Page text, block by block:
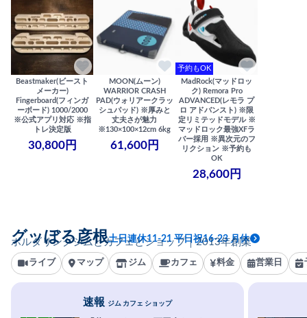
Beastmaker(ビースト
メーカー)
Fingerboard(フィンガ
ーボード) 1000/2000
※公式アプリ対応 ※指
トレ決定版
30,800円
MOON(ムーン)
WARRIOR CRASH
PAD(ウォリアークラッ
シュパッド) ※厚みと
丈夫さが魅力
※130×100×12cm 6kg
61,600円
予約もOK
MadRock(マッドロッ
ク) Remora Pro
ADVANCED(レモラ プ
ロ アドバンスト) ※限
定リミテッドモデル ※
マッドロック最強XFラ
バー採用 ※異次元のフ
リクション ※予約も
OK
28,600円
ボルダリングジムとカフェとショップ｜2013年創業
グッぼる彦根土日連休11-21 平日祝16-23 月休
ライブ マップ ジム カフェ 料金 営業日
速報 ジム カフェ ショップ